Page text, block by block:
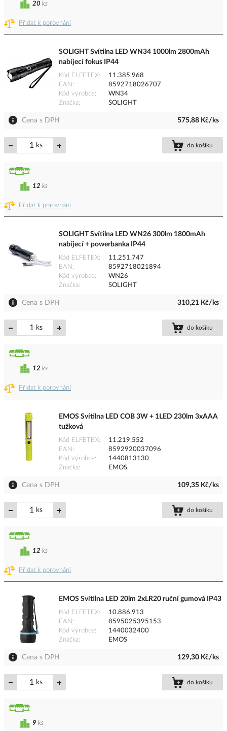
Přidat k porovnání
20 ks
SOLIGHT Svítilna LED WN34 1000lm 2800mAh
nabíjecí fokus IP44
Kód ELFETEX
11.385.968
EAN
8592718026707
Kód výrobce
WN34
Značka
SOLIGHT
Cena s DPH 575,88 Kč/ks
ks do košíku
Přidat k porovnání
12 ks
SOLIGHT Svítilna LED WN26 300lm 1800mAh
nabíjecí + powerbanka IP44
Kód ELFETEX
11.251.747
EAN
8592718021894
Kód výrobce
WN26
Značka
SOLIGHT
Cena s DPH 310,21 Kč/ks
ks do košíku
Přidat k porovnání
12 ks
EMOS Svítilna LED COB 3W + 1LED 230lm 3xAAA
tužková
Kód ELFETEX
11.219.552
EAN
8592920037096
Kód výrobce
1440813130
Značka
EMOS
Cena s DPH 109,35 Kč/ks
ks do košíku
Přidat k porovnání
12 ks
EMOS Svítilna LED 20lm 2xLR20 ruční gumová IP43
Kód ELFETEX
10.886.913
EAN
8595025395153
Kód výrobce
1440032400
Značka
EMOS
Cena s DPH 129,30 Kč/ks
ks do košíku
9 ks